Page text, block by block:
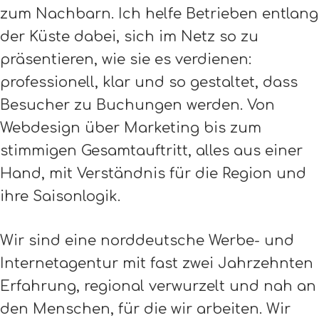
zum Nachbarn. Ich helfe Betrieben entlang
der Küste dabei, sich im Netz so zu
präsentieren, wie sie es verdienen:
professionell, klar und so gestaltet, dass
Besucher zu Buchungen werden. Von
Webdesign über Marketing bis zum
stimmigen Gesamtauftritt, alles aus einer
Hand, mit Verständnis für die Region und
ihre Saisonlogik.
Wir sind eine norddeutsche Werbe- und
Internetagentur mit fast zwei Jahrzehnten
Erfahrung, regional verwurzelt und nah an
den Menschen, für die wir arbeiten. Wir